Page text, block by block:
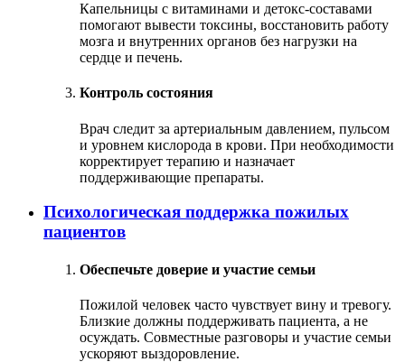
Капельницы с витаминами и детокс-составами
помогают вывести токсины, восстановить работу
мозга и внутренних органов без нагрузки на
сердце и печень.
Контроль состояния
Врач следит за артериальным давлением, пульсом
и уровнем кислорода в крови. При необходимости
корректирует терапию и назначает
поддерживающие препараты.
Психологическая поддержка пожилых
пациентов
Обеспечьте доверие и участие семьи
Пожилой человек часто чувствует вину и тревогу.
Близкие должны поддерживать пациента, а не
осуждать. Совместные разговоры и участие семьи
ускоряют выздоровление.